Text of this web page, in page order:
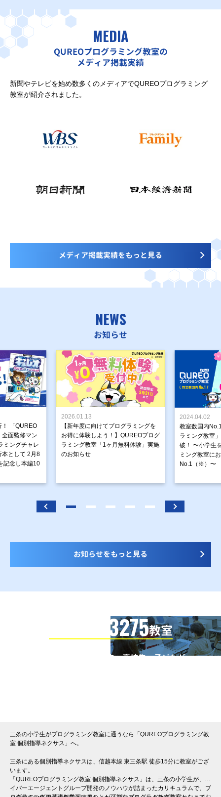
MEDIA
QUREOプログラミング教室の
メディア掲載実績
新聞やテレビを始め数多くのメディアでQUREOプログラミング
教室が紹介されました。
メディア掲載実績をもっと見る
NEWS
お知らせ
！ 「QUREO
面監修マン
ミングチャレ
本として 2月8
記念し本編10
2026.01.13
【新年度に向けてプログラミングを
お得に体験しよう！】QUREOプログ
ラミング教室「1ヶ月無料体験」実施
のお知らせ
2024.04.02
教室数国内
ラミング教室
破！ 〜小学生
ミング教室に
No.1（※）〜
お知らせをもっと見る
3275教室
全国の小学生・中学生・高校生・子どもが
三条の小学生がプログラミング教室に通うなら「QUREOプログラミング教
室 個別指導ネクサス」へ。
三条にある個別指導ネクサスは、信越本線 東三条駅 徒歩15分に教室がござ
います。
「QUREOプログラミング教室 個別指導ネクサス」は、三条の小学生が、サ
イバーエージェントグループ開発のノウハウが詰まったカリキュラムで、プ